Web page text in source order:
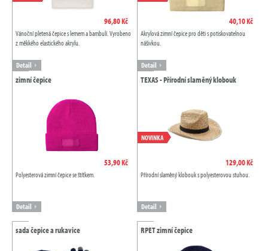
96,80 Kč
Vánoční pletená čepice s lemem a bambulí. Vyrobeno
z měkkého elastického akrylu.
Detail
40,10 Kč
Akrylová zimní čepice pro děti s potiskovatelnou
nášivkou.
Detail
zimní čepice
53,90 Kč
Polyesterová zimní čepice se štítkem.
Detail
TEXAS - Přírodní slaměný klobouk
NOVINKA
129,00 Kč
Přírodní slaměný klobouk s polyesterovou stuhou.
Detail
sada čepice a rukavice RPET zimní čepice